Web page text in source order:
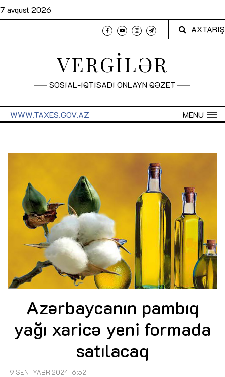
7 avqust 2026
AXTARIŞ
VERGİLƏR
SOSİAL-İQTİSADİ ONLAYN QƏZET
MENU
WWW.TAXES.GOV.AZ
Azərbaycanın pambıq
yağı xaricə yeni formada
satılacaq
19 SENTYABR 2024 16:52